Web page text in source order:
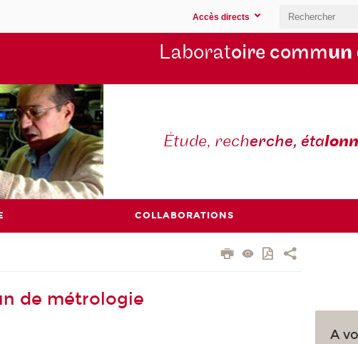
Accès directs
Laboratoire commun
Étude, recherche, éta
COLLABORATIONS
de métrologie
A